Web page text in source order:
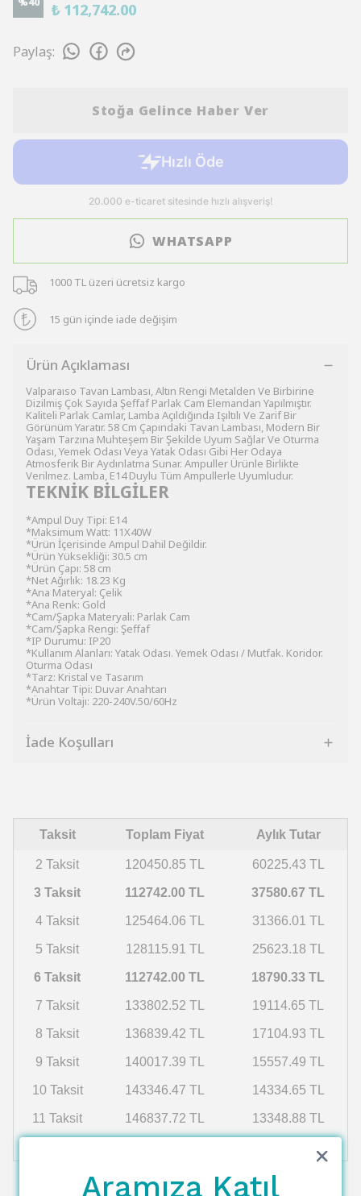
₺ 112,742.00
Paylaş:
Stoğa Gelince Haber Ver
WHATSAPP
1000 TL üzeri ücretsiz kargo
15 gün içinde iade değişim
Ürün Açıklaması
Valparaıso Tavan Lambası, Altın Rengi Metalden Ve Birbirine
Dizilmiş Çok Sayıda Şeffaf Parlak Cam Elemandan Yapılmıştır.
Kaliteli Parlak Camlar, Lamba Açıldığında Işıltılı Ve Zarif Bir
Görünüm Yaratır. 58 Cm Çapındaki Tavan Lambası, Modern Bir
Yaşam Tarzına Muhteşem Bir Şekilde Uyum Sağlar Ve Oturma
Odası, Yemek Odası Veya Yatak Odası Gibi Her Odaya
Atmosferik Bir Aydınlatma Sunar. Ampuller Ürünle Birlikte
Verilmez. Lamba, E14 Duylu Tüm Ampullerle Uyumludur.
TEKNİK BİLGİLER
*Ampul Duy Tipi: E14
*Maksimum Watt: 11X40W
*Ürün İçerisinde Ampul Dahil Değildir.
*Ürün Yüksekliği: 30.5 cm
*Ürün Çapı: 58 cm
*Net Ağırlık: 18.23 Kg
*Ana Materyal: Çelik
*Ana Renk: Gold
*Cam/Şapka Materyali: Parlak Cam
*Cam/Şapka Rengi: Şeffaf
*IP Durumu: IP20
*Kullanım Alanları: Yatak Odası. Yemek Odası / Mutfak. Koridor.
Oturma Odası
*Tarz: Kristal ve Tasarım
*Anahtar Tipi: Duvar Anahtarı
*Ürün Voltajı: 220-240V.50/60Hz
İade Koşulları
Taksit Toplam Fiyat Aylık Tutar
2 Taksit 120450.85 TL 60225.43 TL
3 Taksit 112742.00 TL 37580.67 TL
4 Taksit 125464.06 TL 31366.01 TL
5 Taksit 128115.91 TL 25623.18 TL
6 Taksit 112742.00 TL 18790.33 TL
7 Taksit 133802.52 TL 19114.65 TL
8 Taksit 136839.42 TL 17104.93 TL
9 Taksit 140017.39 TL 15557.49 TL
10 Taksit 143346.47 TL 14334.65 TL
11 Taksit 146837.72 TL 13348.88 TL
Aramıza Katıl